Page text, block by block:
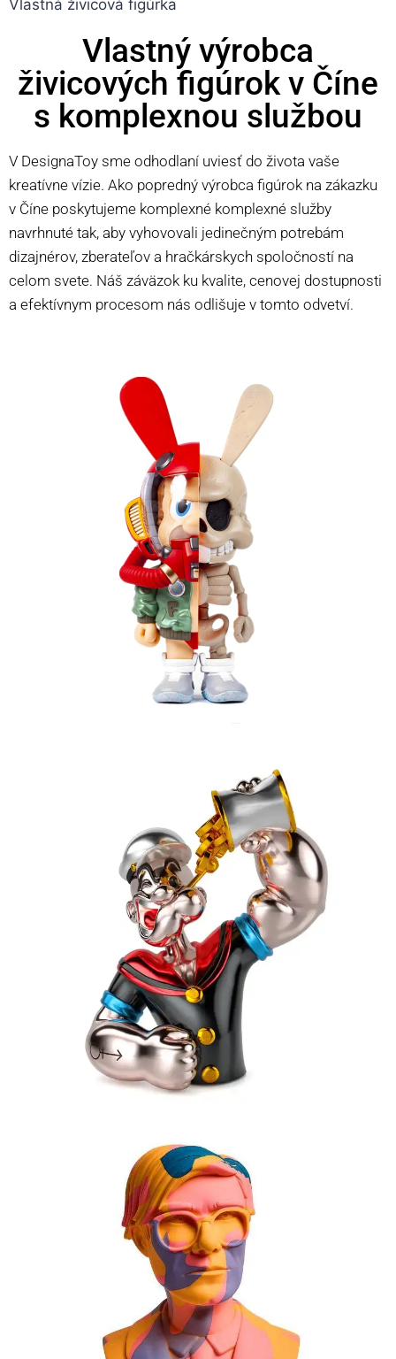
Vlastná živicová figúrka
Vlastný výrobca
živicových figúrok v Číne
s komplexnou službou
V DesignaToy sme odhodlaní uviesť do života vaše
kreatívne vízie. Ako popredný výrobca figúrok na zákazku
v Číne poskytujeme komplexné komplexné služby
navrhnuté tak, aby vyhovovali jedinečným potrebám
dizajnérov, zberateľov a hračkárskych spoločností na
celom svete. Náš záväzok ku kvalite, cenovej dostupnosti
a efektívnym procesom nás odlišuje v tomto odvetví.